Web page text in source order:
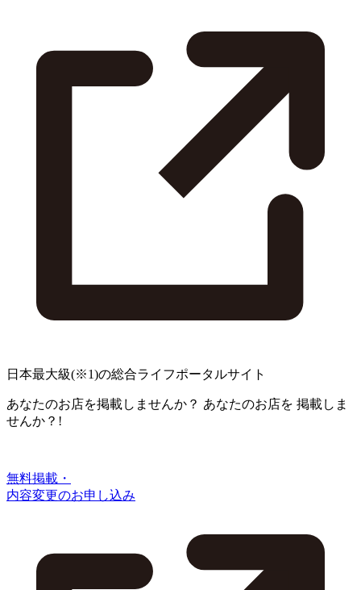
日本最大級(※1)の総合ライフポータルサイト
あなたのお店を掲載しませんか？ あなたのお店を 掲載しま
せんか？!
無料掲載・
内容変更のお申し込み